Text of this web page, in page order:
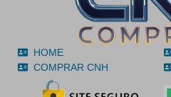
HOME
COMPRAR CNH